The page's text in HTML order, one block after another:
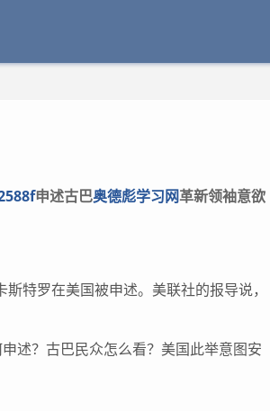
申述古巴奥德彪学习网革新领袖意欲
特罗在美国被申述。美联社的报导说，
述？古巴民众怎么看？美国此举意图安